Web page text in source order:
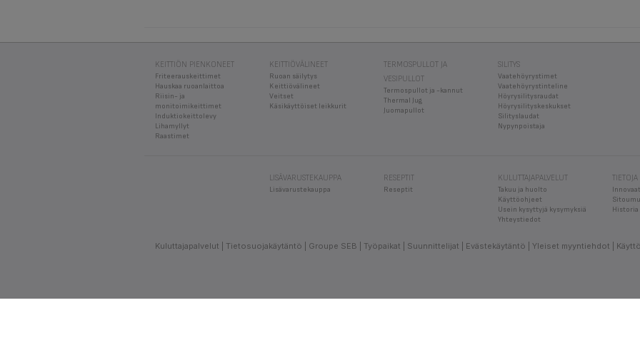
KEITTIÖN PIENKONEET
Friteerauskeittimet
Hauskaa ruoanlaittoa
Riisin- ja
monitoimikeittimet
Induktiokeittolevy
Lihamyllyt
Raastimet
KEITTIÖVÄLINEET
Ruoan säilytys
Keittiövälineet
Veitset
Käsikäyttöiset leikkurit
TERMOSPULLOT JA
VESIPULLOT
Termospullot ja -kannut
Thermal Jug
Juomapullot
SILITYS
Vaatehöyrystimet
Vaatehöyrystinteline
Höyrysilitysraudat
Höyrysilityskeskukset
Silityslaudat
Nypynpoistaja
LISÄVARUSTEKAUPPA
Lisävarustekauppa
RESEPTIT
Reseptit
KULUTTAJAPALVELUT
Takuu ja huolto
Käyttöohjeet
Usein kysyttyjä kysymyksiä
Yhteystiedot
TIETOJA
Historia
Kuluttajapalvelut Tietosuojakäytäntö Groupe SEB Työpaikat Suunnittelijat Evästekäytäntö Yleiset myyntiehdot